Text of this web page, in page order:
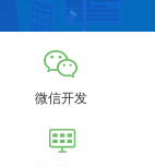
微信开发